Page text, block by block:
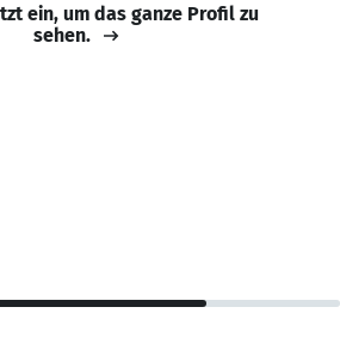
ein, um das ganze Profil zu
sehen.